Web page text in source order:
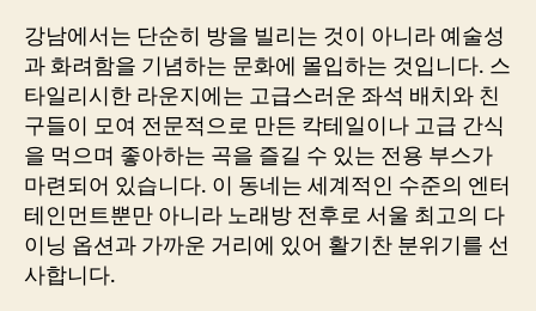
강남에서는 단순히 방을 빌리는 것이 아니라 예술성
과 화려함을 기념하는 문화에 몰입하는 것입니다. 스
타일리시한 라운지에는 고급스러운 좌석 배치와 친
구들이 모여 전문적으로 만든 칵테일이나 고급 간식
을 먹으며 좋아하는 곡을 즐길 수 있는 전용 부스가
마련되어 있습니다. 이 동네는 세계적인 수준의 엔터
테인먼트뿐만 아니라 노래방 전후로 서울 최고의 다
이닝 옵션과 가까운 거리에 있어 활기찬 분위기를 선
사합니다.